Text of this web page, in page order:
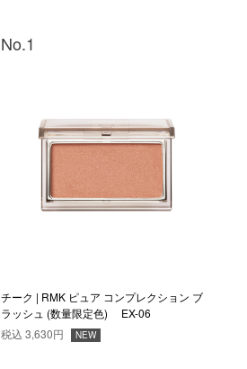
No.1
チーク | RMK ピュア コンプレクション ブ
ラッシュ (数量限定色) EX-06
税込 3,630円 NEW